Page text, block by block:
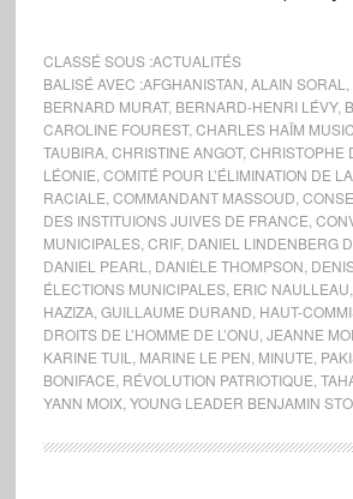
CLASSÉ SOUS :ACTUALITÉS
BALISÉ AVEC :AFGHANISTAN ALAIN SORAL
BERNARD MURAT, BERNARD-HENRI LÉVY,
CAROLINE FOUREST, CHARLES HAÏM
TAUBIRA, CHRISTINE ANGOT, CHRISTOPHE
LÉONIE COMITÉ POUR L’ÉLIMINATION DE
RACIALE COMMANDANT MASSOUD
DES INSTITUIONS JUIVES DE FRANCE
MUNICIPALES, CRIF, DANIEL LINDENBERG
DANIEL PEARL
DANIÈLE THOMPSON
ÉLECTIONS MUNICIPALES, ERIC NAULLEAU
HAZIZA, GUILLAUME DURAND HAUT-
DROITS DE L’HOMME DE L’ONU JEANNE
KARINE TUIL
MARINE LE PEN MINUTE
BONIFACE RÉVOLUTION PATRIOTIQUE
YANN MOIX, YOUNG LEADER BENJAMIN